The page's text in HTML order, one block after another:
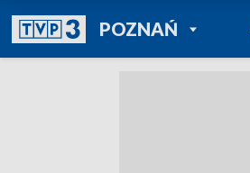
POZNAŃPOWRÓT DO
TVP REGIONY